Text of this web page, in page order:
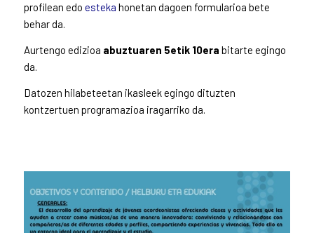
profilean edo esteka honetan dagoen formularioa bete
behar da.
Aurtengo edizioa abuztuaren 5etik 10era bitarte egingo
da.
Datozen hilabeteetan ikasleek egingo dituzten
kontzertuen programazioa iragarriko da.